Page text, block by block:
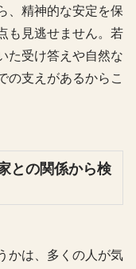
、精神的な安定を保
も見逃せません。若
た受け答えや自然な
の支えがあるからこ
との関係から検
かは、多くの人が気